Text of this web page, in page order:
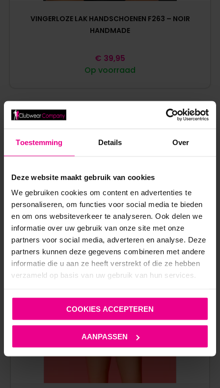
Toestemming Details Over
Deze website maakt gebruik van cookies
We gebruiken cookies om content en advertenties te
personaliseren, om functies voor social media te bieden
en om ons websiteverkeer te analyseren. Ook delen we
informatie over uw gebruik van onze site met onze
partners voor social media, adverteren en analyse. Deze
partners kunnen deze gegevens combineren met andere
informatie die u aan ze heeft verstrekt of die ze hebben
verzameld op basis van uw gebruik van hun services.
COOKIES ACCEPTEREN
AANPASSEN
VINGERLOZE LAK HANDSCHOENEN F263 – NOIR
HANDMADE
Op voorraad
€ 39,95
SALE!